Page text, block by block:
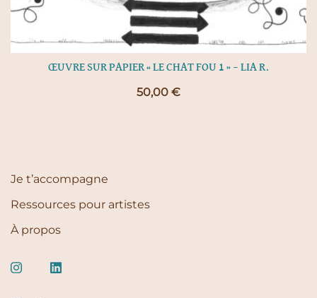
ŒUVRE SUR PAPIER « LE CHAT FOU 1 » – LIA R.
50,00 €
Je t’accompagne
Ressources pour artistes
À propos